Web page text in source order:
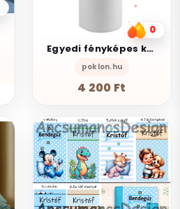
0
Egyedi fényképes kulacs
poklon.hu
4 200 Ft